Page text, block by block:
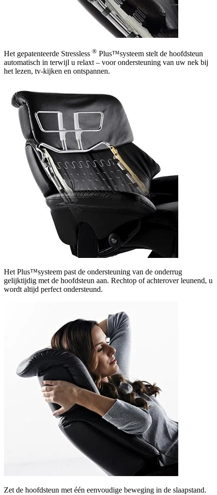
Het gepatenteerde Stressless ® Plus™systeem stelt de hoofdsteun
automatisch in terwijl u relaxt – voor ondersteuning van uw nek bij
het lezen, tv-kijken en ontspannen.
Het Plus™systeem past de ondersteuning van de onderrug
gelijktijdig met de hoofdsteun aan. Rechtop of achterover leunend, u
wordt altijd perfect ondersteund.
Zet de hoofdsteun met één eenvoudige beweging in de slaapstand.